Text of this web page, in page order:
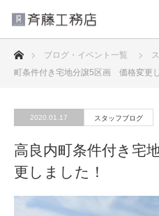
ホームブログ・イベント一覧
町条件付き宅地分譲5区画 価格変更
2020.01.17 スタッフブログ
高良内町条件付き宅
更しました！